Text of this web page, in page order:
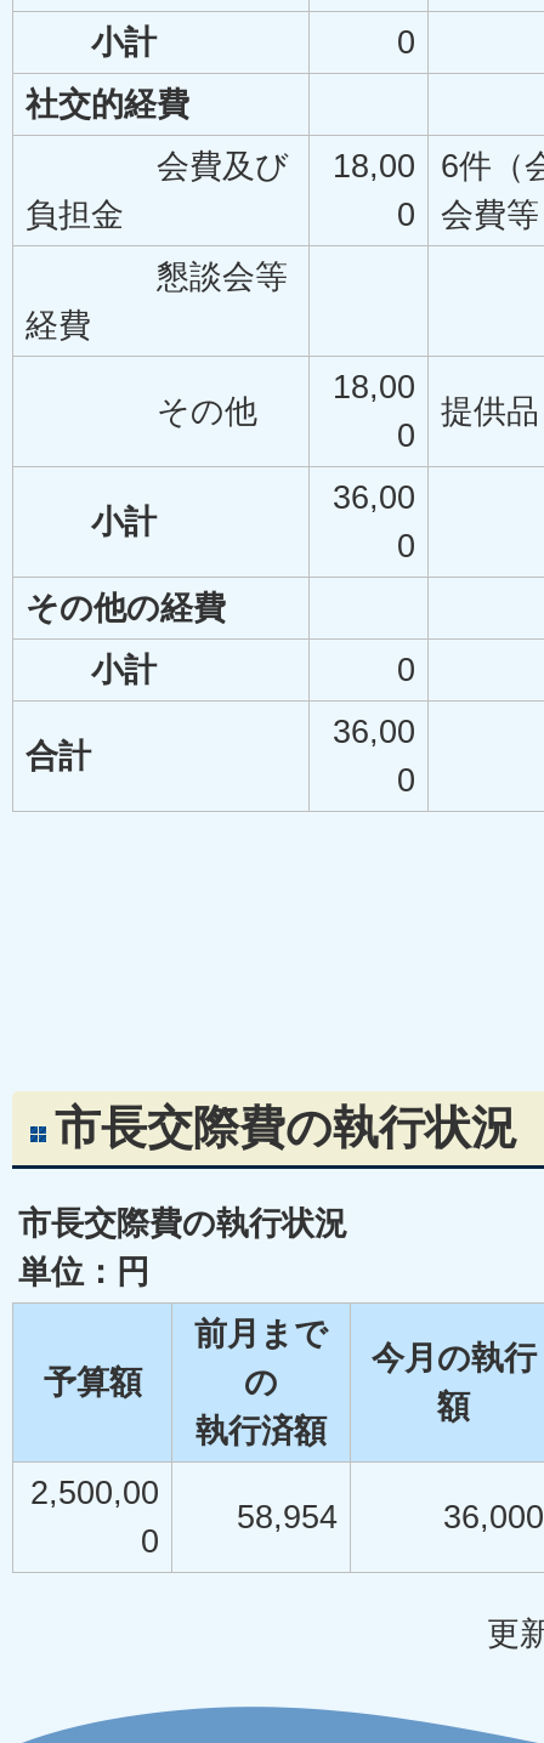
小計
0
社交的経費
会費及び
負担金
18,00
0
6件（
会費
懇談会等
経費
その他
18,00
0
提供品
小計
36,00
0
その他の経費
小計
0
合計
36,00
0
市長交際費の執行状況
市長交際費の執行状況
単位：円
予算額
前月まで
の
執行済額
今月の執行
額
2,500,00
0
58,954 36,000
更